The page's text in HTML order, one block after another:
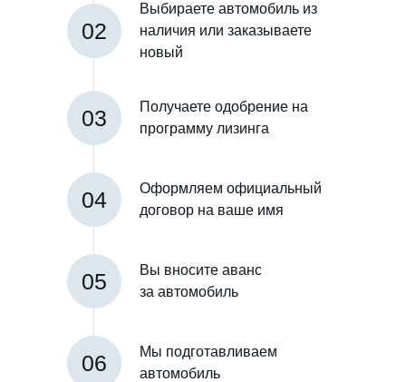
02
Выбираете автомобиль из
наличия или заказываете
новый
03
Получаете одобрение на
программу лизинга
04
Оформляем официальный
договор на ваше имя
05
Вы вносите аванс
за автомобиль
06
Мы подготавливаем
автомобиль